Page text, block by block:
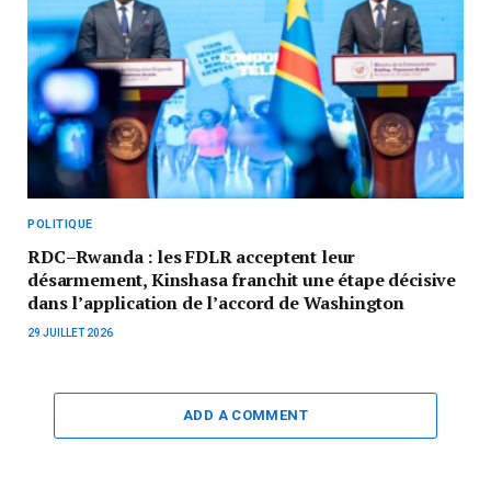
POLITIQUE
RDC–Rwanda : les FDLR acceptent leur
désarmement, Kinshasa franchit une étape décisive
dans l’application de l’accord de Washington
29 JUILLET 2026
ADD A COMMENT